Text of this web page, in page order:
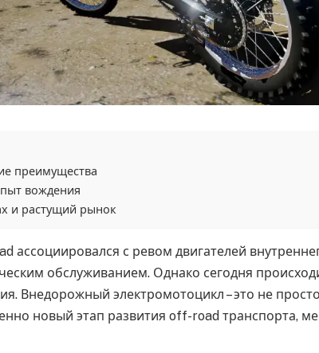
преимущества
вождения
и растущий рынок
ассоциировался с ревом двигателей
обслуживанием. Однако сегодня
Внедорожный электромотоцикл – это не
новый этап развития off-road транспорта,